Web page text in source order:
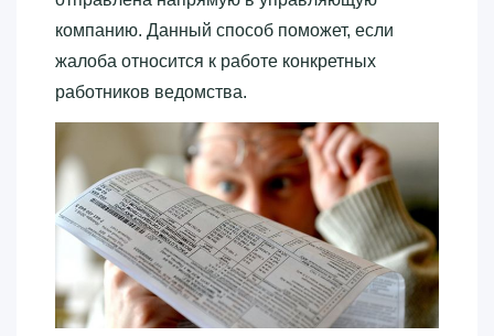
компанию. Данный способ поможет, если
жалоба относится к работе конкретных
работников ведомства.